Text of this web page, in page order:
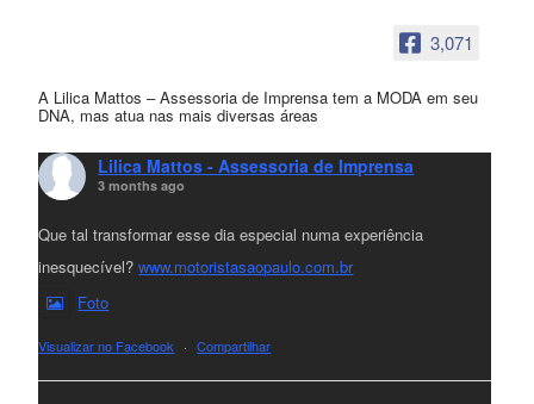
3,071
A Lilica Mattos – Assessoria de Imprensa tem a MODA em seu
DNA, mas atua nas mais diversas áreas
Lilica Mattos - Assessoria de Imprensa
3 months ago
Que tal transformar esse dia especial numa experiência
inesquecível?www.motoristasaopaulo.com.br
Foto
Visualizar no Facebook · Compartilhar